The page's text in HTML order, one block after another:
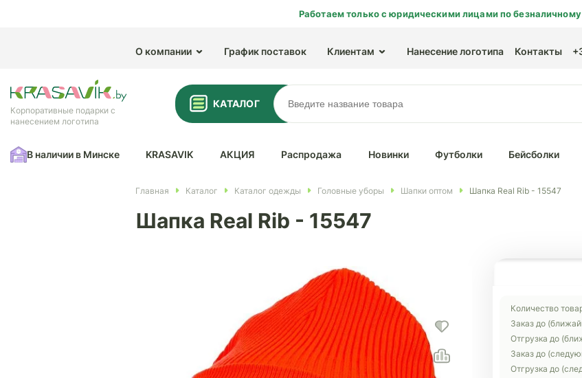
Работаем только с юридическими лицами по
О компании График поставок Клиентам Нанесение логотипа Контакты
Корпоративные подарки с
нанесением логотипа
КАТАЛОГ
В наличии в Минске KRASAVIK АКЦИЯ Распродажа Новинки Футболки Бейсболки
Главная Каталог Каталог одежды Головные уборы Шапки оптом Шапка Real Rib - 15547
Шапка Real Rib - 15547
Количество
Заказ до
Отгрузка до
Заказ до
Отгрузка до